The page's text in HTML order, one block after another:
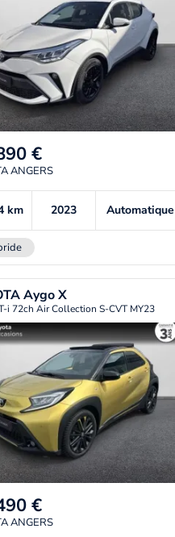
€
ANGERS
km 2023 Automatique
Aygo X
i 72ch Air Collection S-CVT MY23
€
ANGERS